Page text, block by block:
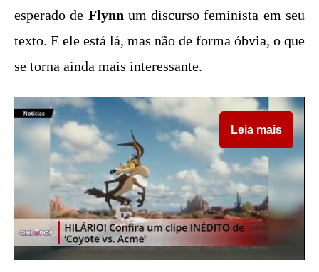
esperado de Flynn um discurso feminista em seu
texto. E ele está lá, mas não de forma óbvia, o que
se torna ainda mais interessante.
Leia mais